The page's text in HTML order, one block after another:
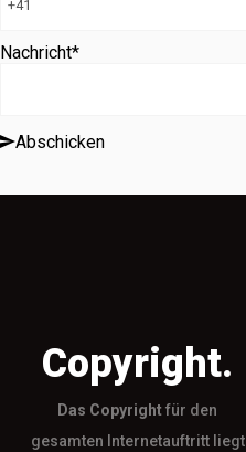
Nachricht*
Abschicken
Copyright.
Das Copyrightfür den
gesamten Internetauftritt liegt